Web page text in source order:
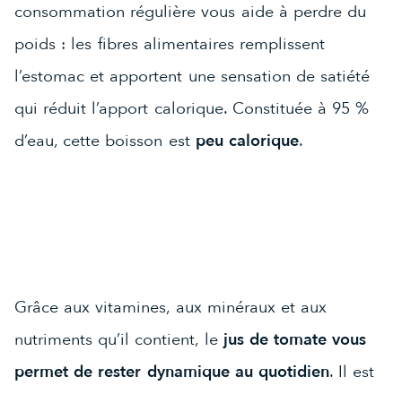
consommation régulière vous aide à perdre du
poids : les fibres alimentaires remplissent
l’estomac et apportent une sensation de satiété
qui réduit l’apport calorique. Constituée à 95 %
d’eau, cette boisson est peu calorique.
Grâce aux vitamines, aux minéraux et aux
nutriments qu’il contient, le jus de tomate vous
permet de rester dynamique au quotidien. Il est